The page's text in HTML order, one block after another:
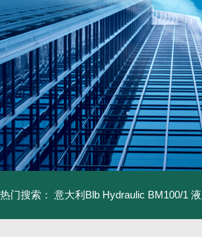
热门搜索： 意大利Blb Hydraulic BM100/1